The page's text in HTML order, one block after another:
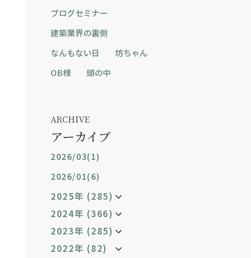
ブログセミナー
建築業界の裏側
なんもない日
坊ちゃん
OB様
頭の中
ARCHIVE
アーカイブ
2026/03(1)
2026/01(6)
2025年 (285)
2024年 (366)
2023年 (285)
2022年 (82)